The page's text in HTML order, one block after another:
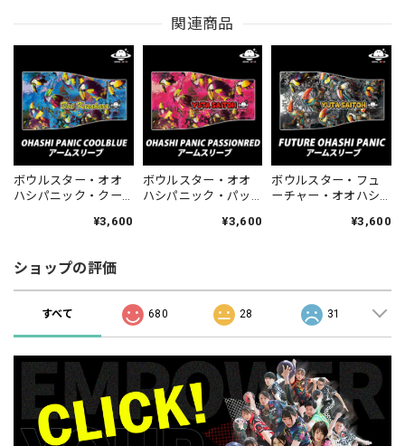
関連商品
ボウルスター・オオ
ハシパニック・クー
ーブ-54]ネーム入り・
¥3,600
ボウルスター・オオ
ハシパニック・パッ
スリーブ-55]ネーム入
¥3,600
ボウルスター・フュ
ーチャー・オオハシ
ーブ-56]ネーム入り・
¥3,600
ショップの評価
すべて 680 28 31